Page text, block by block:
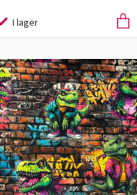
I lager